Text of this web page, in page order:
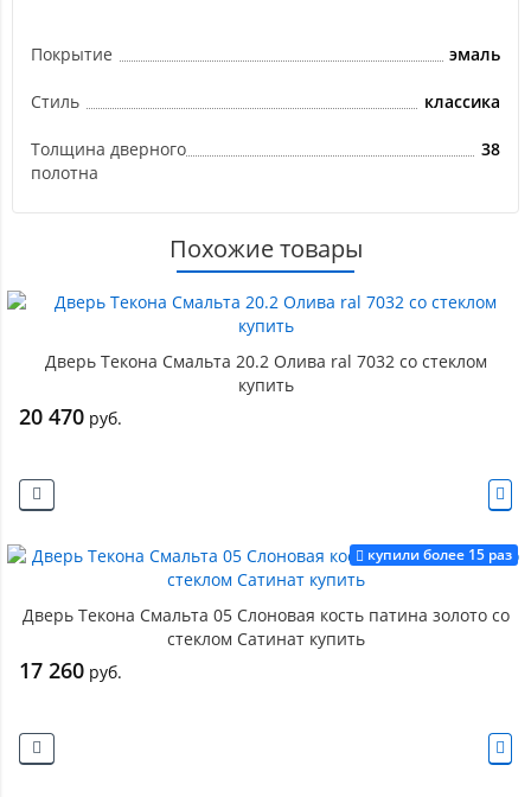
Покрытие эмаль
Стиль классика
Толщина дверного
полотна
38
Похожие товары
Дверь Текона Смальта 20.2 Олива ral 7032 со стеклом
купить
20 470 руб.
купили более 15 раз
Дверь Текона Смальта 05 Слоновая кость патина золото со
стеклом Сатинат купить
17 260 руб.